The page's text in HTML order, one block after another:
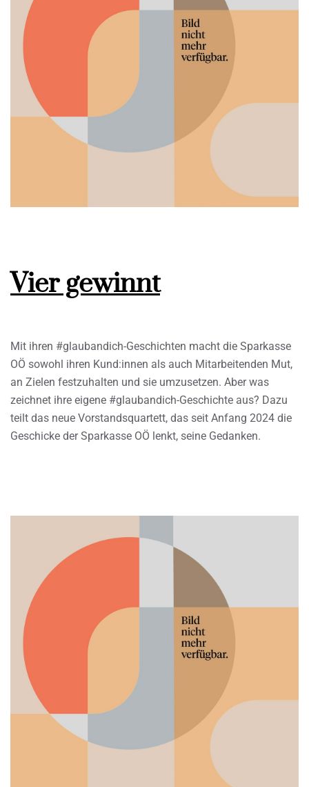
Vier gewinnt
Mit ihren #glaubandich-Geschichten macht die Sparkasse
OÖ sowohl ihren Kund:innen als auch Mitarbeitenden Mut,
an Zielen festzuhalten und sie umzusetzen. Aber was
zeichnet ihre eigene #glaubandich-Geschichte aus? Dazu
teilt das neue Vorstandsquartett, das seit Anfang 2024 die
Geschicke der Sparkasse OÖ lenkt, seine Gedanken.